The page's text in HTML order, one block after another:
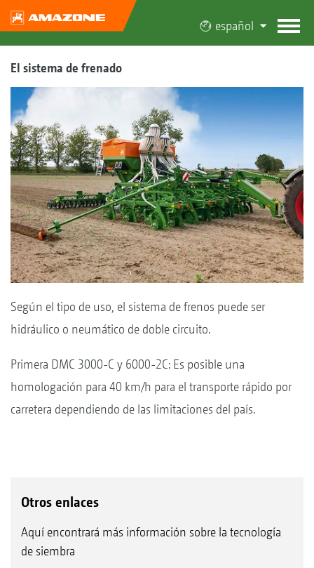
español
El sistema de frenado
Según el tipo de uso, el sistema de frenos puede ser
hidráulico o neumático de doble circuito.
Primera DMC 3000-C y 6000-2C: Es posible una
homologación para 40 km/h para el transporte rápido por
carretera dependiendo de las limitaciones del país.
Otros enlaces
Aquí encontrará más información sobre la tecnología
de siembra